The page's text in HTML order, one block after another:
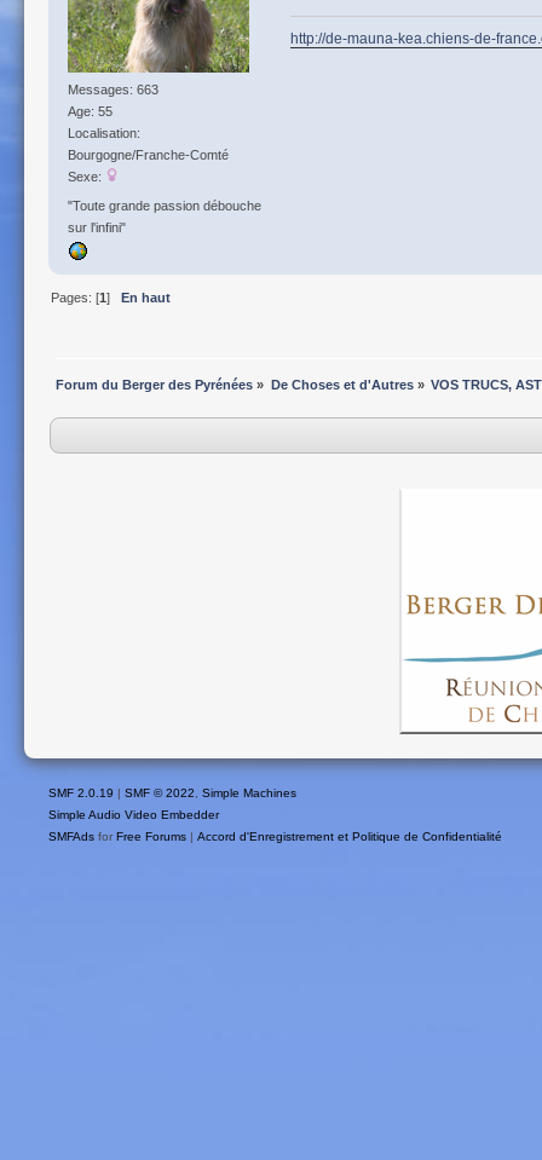
Messages: 663
Age: 55
Localisation:
Bourgogne/Franche-Comté
Sexe:
"Toute grande passion débouche
sur l'infini"
http://de-mauna-kea.chiens-de-
Pages: [1]En haut
Forum du Berger des Pyrénées » De Choses et d'Autres» VOS TRUCS,
SMF 2.0.19 | SMF © 2022
Simple Machines
Simple Audio Video Embedder
SMFAds for Free Forums | Accord d'Enregistrement et Politique de Confidentialité